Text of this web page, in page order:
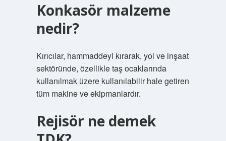
Konkasör malzeme
nedir?
Kırıcılar, hammaddeyi kırarak, yol ve inşaat
sektöründe, özellikle taş ocaklarında
kullanılmak üzere kullanılabilir hale getiren
tüm makine ve ekipmanlardır.
Rejisör ne demek